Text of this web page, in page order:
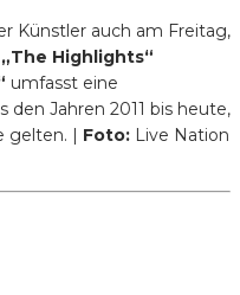
Künstler auch am Freitag,
„The Highlights“
umfasst eine
Jahren 2011 bis heute,
gelten. | Foto: Live Nation